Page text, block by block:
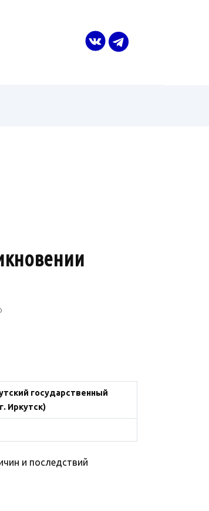
государственный
Иркутск)
и последствий